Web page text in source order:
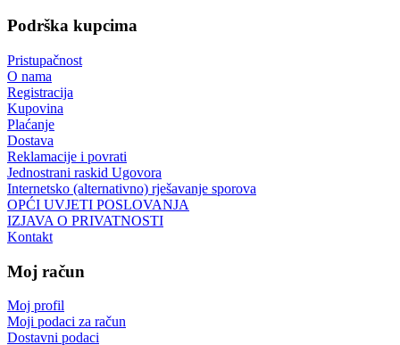
Podrška kupcima
Pristupačnost
O nama
Registracija
Kupovina
Plaćanje
Dostava
Reklamacije i povrati
Jednostrani raskid Ugovora
Internetsko (alternativno) rješavanje sporova
OPĆI UVJETI POSLOVANJA
IZJAVA O PRIVATNOSTI
Kontakt
Moj račun
Moj profil
Moji podaci za račun
Dostavni podaci